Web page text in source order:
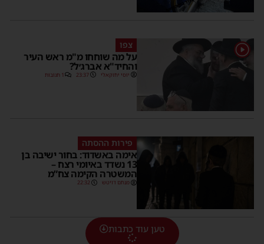
1 צפו
על מה שוחחו מ"מ ראש העיר
והחיד"א אברג׳ל?
יוסי יחזקאלי 23:37 1 תגובות
פירות ההסתה
אימה באשדוד: בחור ישיבה בן
13 נשדד באיומי רצח –
המשטרה הקימה צח”מ
מנחם דויטש 22:32
טען עוד כתבות